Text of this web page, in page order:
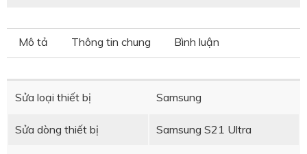
Mô tả Thông tin chung Bình luận
Sửa loại thiết bị Samsung
Sửa dòng thiết bị Samsung S21 Ultra